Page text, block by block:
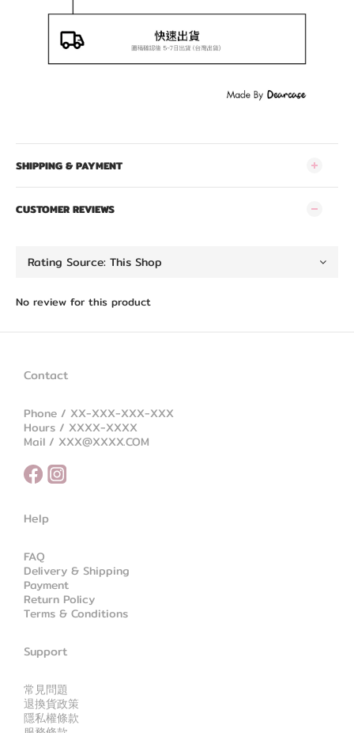
SHIPPING & PAYMENT
CUSTOMER REVIEWS
No review for this product
Contact
Phone / XX-XXX-XXX-XXX
Hours / XXXX-XXXX
Mail / XXX@XXXX.COM
Help
FAQ
Delivery & Shipping
Payment
Return Policy
Terms & Conditions
Support
常見問題
退換貨政策
隱私權條款